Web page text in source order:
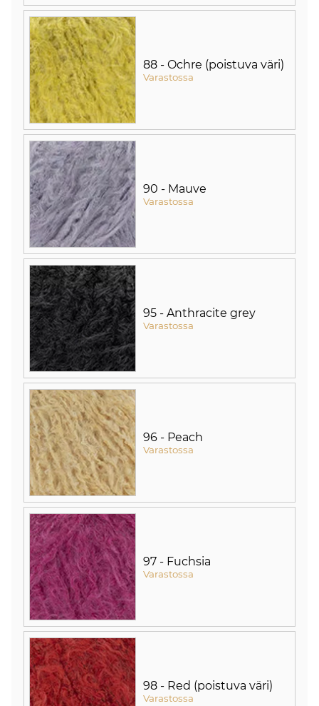
88 - Ochre (poistuva väri)
Varastossa
90 - Mauve
Varastossa
95 - Anthracite grey
Varastossa
96 - Peach
Varastossa
97 - Fuchsia
Varastossa
98 - Red (poistuva väri)
Varastossa